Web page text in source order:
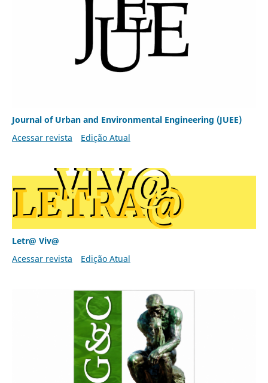
Journal of Urban and Environmental Engineering (JUEE)
Acessar revista
Edição Atual
Letr@ Viv@
Acessar revista
Edição Atual